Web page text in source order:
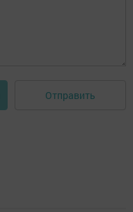
Отправить